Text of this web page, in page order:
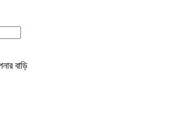
বাড়ি